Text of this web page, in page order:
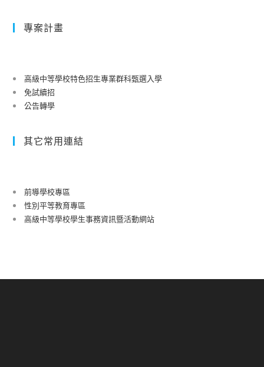
專案計畫
高級中等學校特色招生專業群科甄選入學
免試續招
公告轉學
其它常用連結
前導學校專區
性別平等教育專區
高級中等學校學生事務資訊暨活動網站